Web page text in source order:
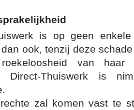
is op geen
ook, tenzij deze
van haar
Direct-Thuiswerk is
zal komen vast te